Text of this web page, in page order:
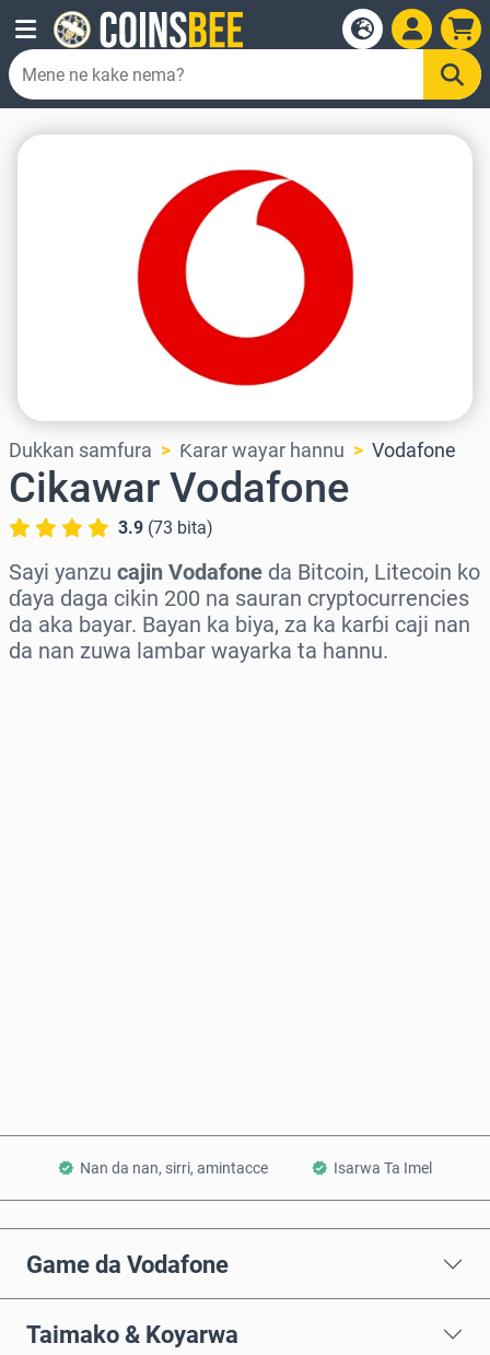
Dukkan samfura Ƙarar wayar hannu Vodafone
Cikawar Vodafone
3.9 (73 bita)
Sayi yanzu cajin Vodafone da Bitcoin, Litecoin ko
ɗaya daga cikin 200 na sauran cryptocurrencies
da aka bayar. Bayan ka biya, za ka karɓi caji nan
da nan zuwa lambar wayarka ta hannu.
Nan da nan, sirri, amintacce Isarwa Ta Imel
Game da Vodafone
Taimako & Koyarwa